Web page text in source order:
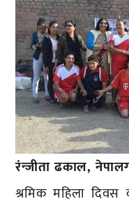
रंन्जीता ढकाल,
श्रमिक महिला दिवस